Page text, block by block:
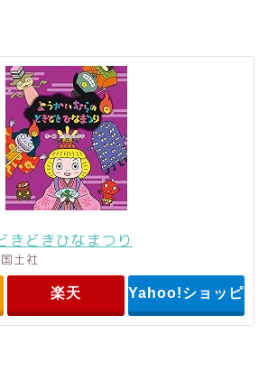
きどきひなまつり
土社
楽天 Yahoo!ショッピン